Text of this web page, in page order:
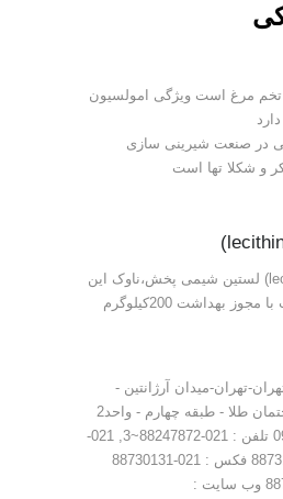
تخم مرغ است ویژگی امولسیون
در صنعت شیرینی سازی
و شکلا تها است
لستین خوراکی (lecithin) لستین شیمی پخش،ناوک این
بهداشت 200کیلوگرم
تهران-میدان آرژانتین -
ابتدای بخارست - ساختمان طلا - طبقه چهارم - واحد2
موبایل : 09120194537 تلفن : 021-88247872~3, 021-
88736225, 021-88731256 فکس : 021-88730131
تلفکس : 021-88731256 وب سایت :